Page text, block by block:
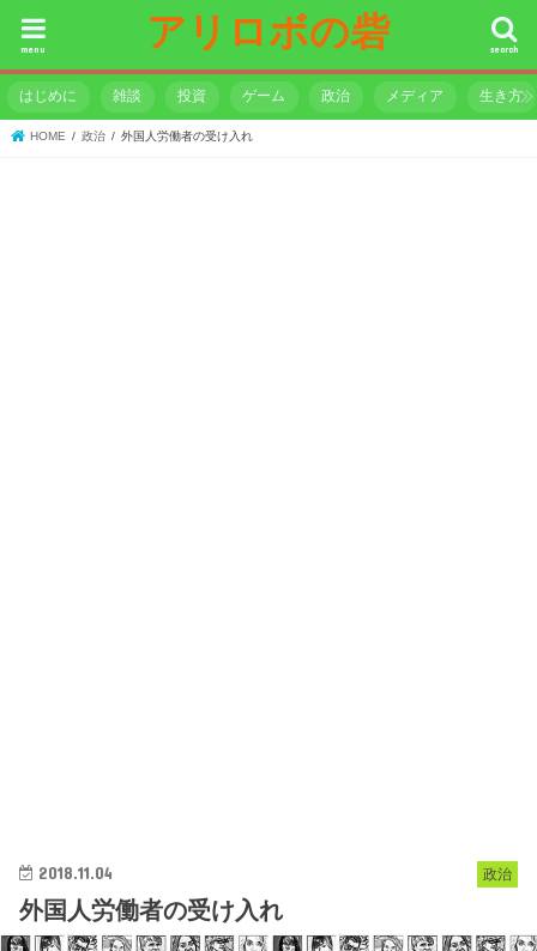
アリロボの砦 search
menu
はじめに 雑談 投資 ゲーム 政治 メディア 生き方
HOME 政治 外国人労働者の受け入れ
政治
2018.11.04
外国人労働者の受け入れ